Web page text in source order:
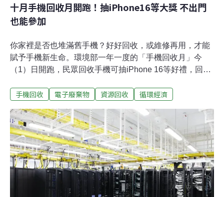
十月手機回收月開跑！抽iPhone16等大獎 不出門
也能參加
你家裡是否也堆滿舊手機？好好回收，或維修再用，才能
賦予手機新生命。環境部一年一度的「手機回收月」今
（1）日開跑，民眾回收手機可抽iPhone 16等好禮，回收
高，更提供線上回收服務，方便民眾參與。手機回收據點
500萬支手機，但根據環境部過去調查，許多人不知如何
回收，也擔心個資洩漏問題，超過半數民眾傾向把壞掉或
不再使用的手機堆在家裡。手機內含許多貴金屬及稀有金
屬，若能有效回收，可減少資源過度開採。環境部從2019
年開始，每年10月舉辦「手機回收月」活動，鼓勵民眾清
出家中舊手機，提高回收率。據最新資料統計，2022年全
國約回收72.8萬支手機，回收率為12%。環境部在今日的
手機回收 電子廢棄物 資源回收 循環經濟